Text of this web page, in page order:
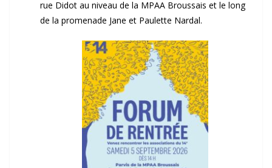
rue Didot au niveau de la MPAA Broussais et le long
de la promenade Jane et Paulette Nardal.